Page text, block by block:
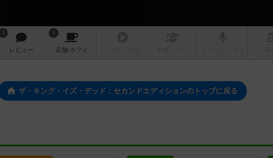
3
レビュー
6
店舗/カフェ
ザ・キング・イズ・デッド：セカンドエディションのトップに戻る